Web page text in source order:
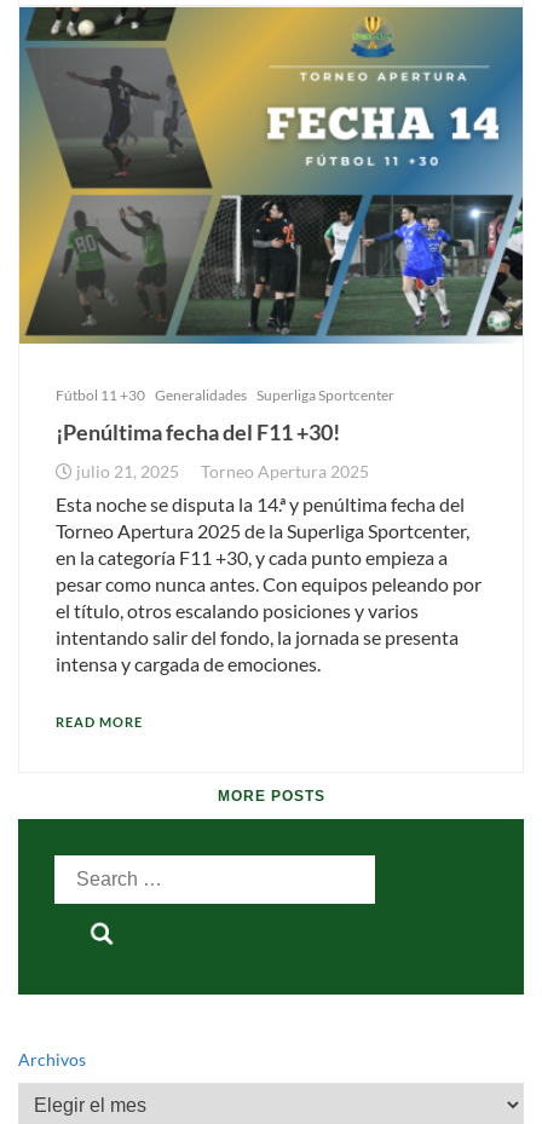
Fútbol 11 +30 Generalidades Superliga Sportcenter
¡Penúltima fecha del F11 +30!
julio 21, 2025 Torneo Apertura 2025
Esta noche se disputa la 14.ª y penúltima fecha del
Torneo Apertura 2025 de la Superliga Sportcenter,
en la categoría F11 +30, y cada punto empieza a
pesar como nunca antes. Con equipos peleando por
el título, otros escalando posiciones y varios
intentando salir del fondo, la jornada se presenta
intensa y cargada de emociones.
READ MORE
MORE POSTS
Search
Archivos
Archivos